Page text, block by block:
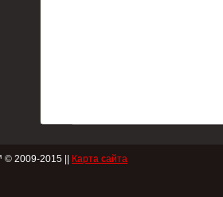
© 2009-2015 || Карта сайта